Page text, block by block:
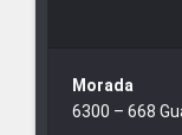
Morada
6300 – 668